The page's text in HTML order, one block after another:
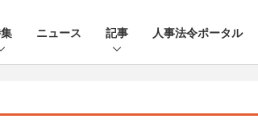
ニュース 記事 人事法令ポータル